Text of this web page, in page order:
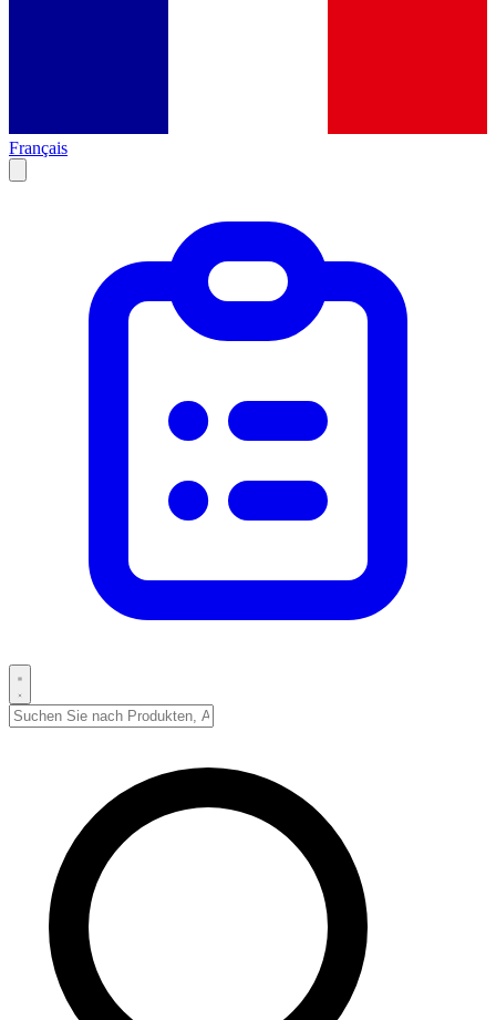
Français